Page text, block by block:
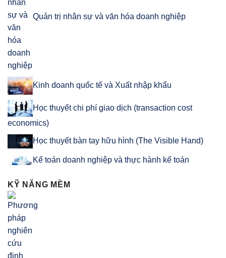
Quản trị nhân sự và văn hóa doanh nghiệp
Kinh doanh quốc tế và Xuất nhập khẩu
Học thuyết chi phí giao dịch (transaction cost
economics)
Học thuyết bàn tay hữu hình (The Visible Hand)
Kế toán doanh nghiệp và thực hành kế toán
KỸ NĂNG MỀM